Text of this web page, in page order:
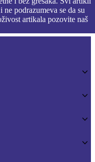
ne podrazumeva se da su
artikala pozovite naš